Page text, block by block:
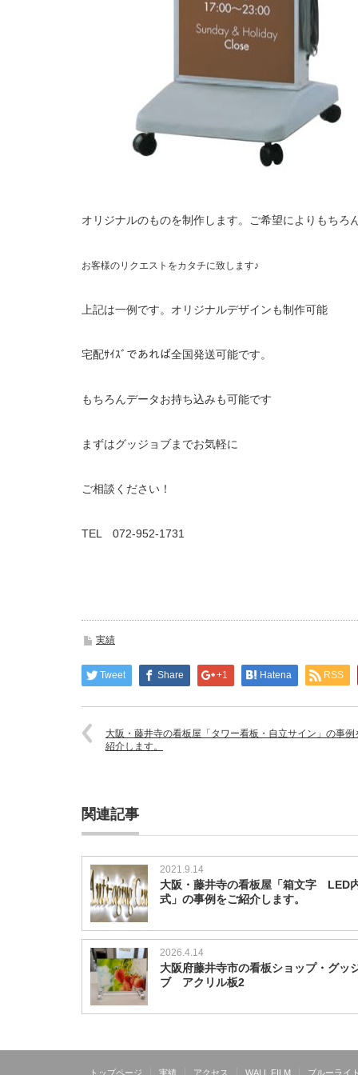
オリジナルのものを制作します。ご希望によりもちろ
お客様のリクエストをカタチに致します♪
上記は一例です。オリジナルデザインも制作可能
宅配ｻｲｽﾞであれば全国発送可能です。
もちろんデータお持ち込みも可能です
まずはグッジョブまでお気軽に
ご相談ください！
TEL 072-952-1731
実績
Tweet Share +1 Hatena RSS
大阪・藤井寺の看板屋「タワー看板・自立サイン」の事例
紹介します。
関連記事
2021.9.14
大阪・藤井寺の看板屋「箱文字 LED
式」の事例をご紹介します。
2026.4.14
大阪府藤井寺市の看板ショップ・グッ
ブ アクリル板2
トップページ 実績 アクセス WALL FILM ブルーライ